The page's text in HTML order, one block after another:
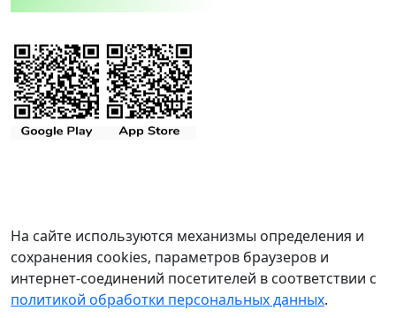
На сайте используются механизмы определения и
сохранения cookies, параметров браузеров и
интернет-соединений посетителей в соответствии с
политикой обработки персональных данных.